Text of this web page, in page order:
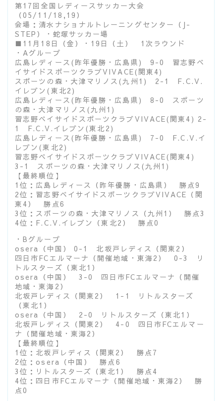
第17回全国レディースサッカー大会
（05/11/18,19）
会場：清水ナショナルトレーニングセンター（J-
STEP）・蛇塚サッカー場
■11月18日（金）・19日（土） 1次ラウンド
・Aグループ
広島レディース(昨年優勝・広島県) 9-0 習志野ベ
イサイドスポーツクラブVIVACE(関東4)
スポーツの森・大津マリノス(九州1) 2-1 F.C.V.
イレブン(東北2)
広島レディース(昨年優勝・広島県) 8-0 スポーツ
の森・大津マリノス(九州1)
習志野ベイサイドスポーツクラブVIVACE(関東4) 2-
1 F.C.V.イレブン(東北2)
広島レディース(昨年優勝・広島県) 7-0 F.C.V.イ
レブン(東北2)
習志野ベイサイドスポーツクラブVIVACE(関東4)
3-1 スポーツの森・大津マリノス(九州1)
【最終順位】
1位：広島レディース（昨年優勝・広島県） 勝点9
2位：習志野ベイサイドスポーツクラブVIVACE（関
東4） 勝点6
3位：スポーツの森・大津マリノス（九州1） 勝点3
4位：F.C.V.イレブン（東北2） 勝点0
・Bグループ
osera（中国） 0-1 北坂戸レディス（関東2）
四日市FCエルマーナ（開催地域・東海2） 0-3 リ
トルスターズ（東北1）
osera（中国） 3-0 四日市FCエルマーナ（開催
地域・東海2）
北坂戸レディス（関東2） 1-1 リトルスターズ
（東北1）
osera（中国） 2-0 リトルスターズ（東北1）
北坂戸レディス（関東2） 4-0 四日市FCエルマー
ナ（開催地域・東海2）
【最終順位】
1位：北坂戸レディス（関東2） 勝点7
2位：osera（中国） 勝点6
3位：リトルスターズ（東北1） 勝点4
4位：四日市FCエルマーナ（開催地域・東海2） 勝
点0